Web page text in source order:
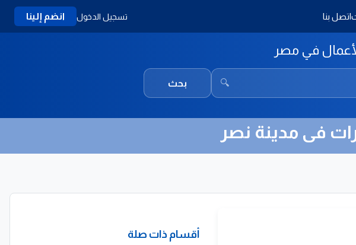
اتصل بنا تسجيل الدخول انضم إلينا
في مصر
🔍 بحث
فى مدينة نصر
أقسام ذات صلة